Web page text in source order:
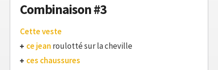
Combinaison #3
Cette veste
ce jean roulotté sur la cheville
ces chaussures